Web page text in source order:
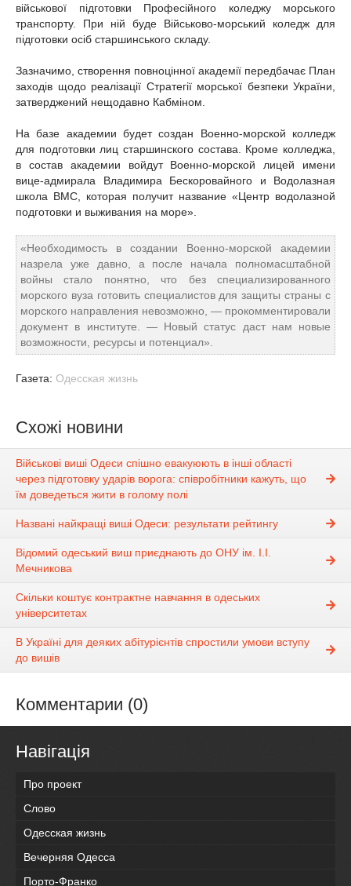
військової підготовки Професійного коледжу морського
транспорту. При ній буде Військово-морський коледж для
підготовки осіб старшинського складу.
Зазначимо, створення повноцінної академії передбачає План
заходів щодо реалізації Стратегії морської безпеки України,
затверджений нещодавно Кабміном.
На базе академии будет создан Военно-морской колледж
для подготовки лиц старшинского состава. Кроме колледжа,
в состав академии войдут Военно-морской лицей имени
вице-адмирала Владимира Бескоровайного и Водолазная
школа ВМС, которая получит название «Центр водолазной
подготовки и выживания на море».
«Необходимость в создании Военно-морской академии
назрела уже давно, а после начала полномасштабной
войны стало понятно, что без специализированного
морского вуза готовить специалистов для защиты страны с
морского направления невозможно, — прокомментировали
документ в институте. — Новый статус даст нам новые
возможности, ресурсы и потенциал».
Газета: Одесская жизнь
Схожі новини
Військові виші Одеси спішно евакуюють в інші області
через підготовку ударів ворога: співробітники кажуть, що
їм доведеться жити в голому полі
Названі найкращі виші Одеси: результати рейтингу
Відомий одеський виш приєднають до ОНУ ім. І.І.
Мечникова
Скільки коштує контрактне навчання в одеських
університетах
В Україні для деяких абітурієнтів спростили умови вступу
до вишів
Комментарии (0)
Навігація
Про проект
Слово
Одесская жизнь
Вечерняя Одесса
Порто-Франко